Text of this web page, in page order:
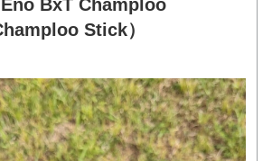
BxT Champloo
Stick）